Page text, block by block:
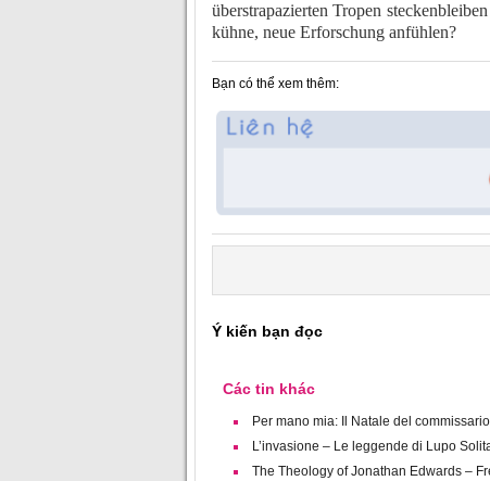
überstrapazierten Tropen
kühne, neue Erforschung anfühlen?
Bạn có thể xem thêm:
Ý kiến bạn đọc
Các tin khác
Per mano mia: Il Natale del
L’invasione – Le leggende di Lupo
The Theology of Jonathan Edwards –